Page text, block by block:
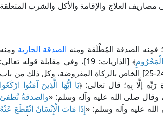
العلاج والإقامة والأكل والشرب المتعلقة
فمِنه الصدقة المُطْلَقة ومنه الصدقة الجارية ومنه
﴾ [الذاريات: 19]، وفي مقابلة قوله تعالى:
﴾ [المعارج: 24-25] الخاص بالزكاة المفروضة، وكل ذلك مِن باب
إلَّا بِهِ؛ قال تعالى: ﴿يَا أَيُّهَا الَّذِينَ آمَنُوا ارْكَعُوا
والصدقةُ تُطفئ
عليه وآله وسلم: «إِذَا مَاتَ الْإِنْسَانُ انْقَطَعَ عَنْهُ